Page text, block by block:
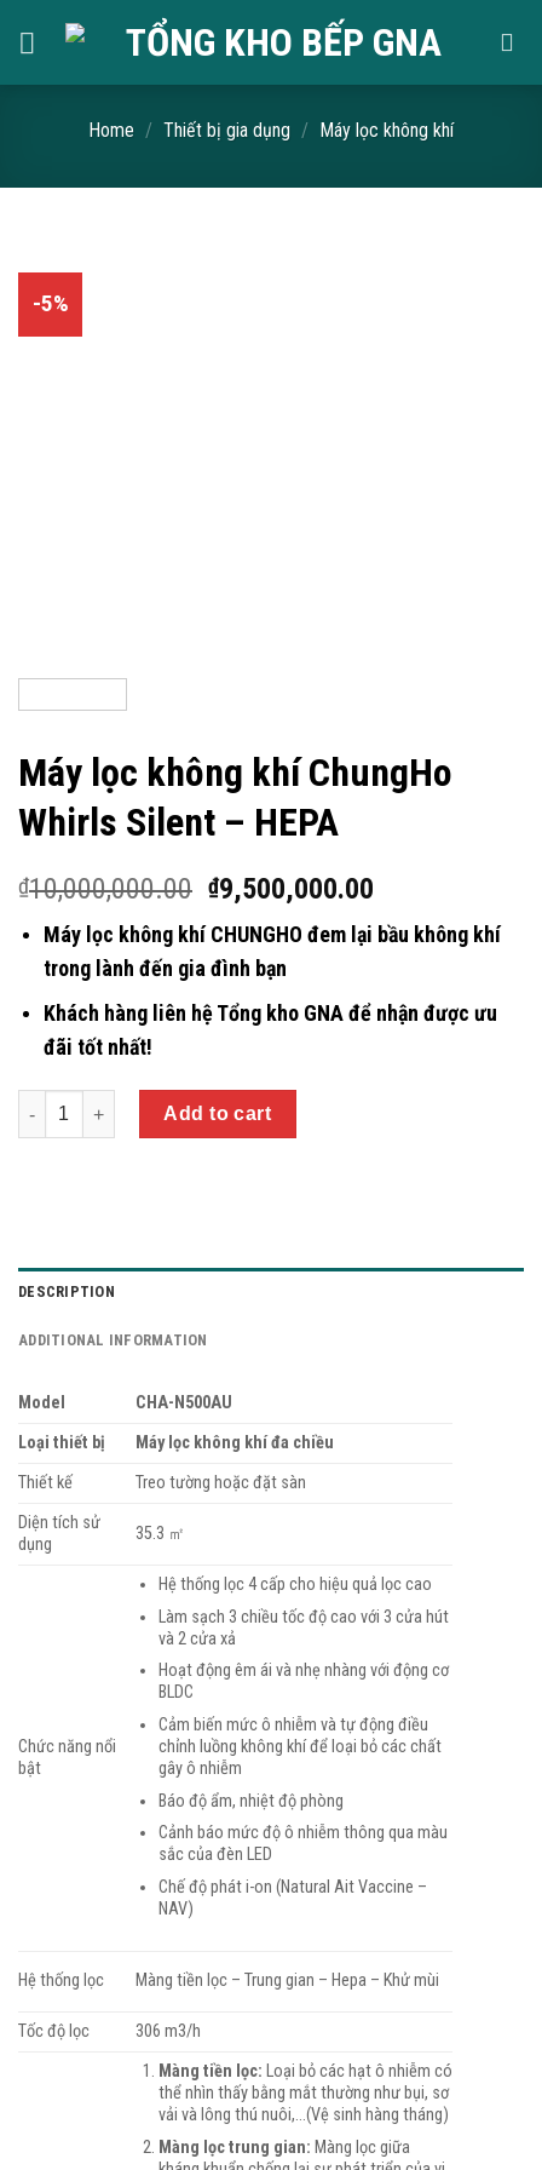
Home / Thiết bị gia dụng / Máy lọc không khí
-5%
Máy lọc không khí ChungHo
Whirls Silent – HEPA
₫10,000,000.00 ₫9,500,000.00
Máy lọc không khí CHUNGHO đem lại bầu không khí
trong lành đến gia đình bạn
Khách hàng liên hệ Tổng kho GNA để nhận được ưu
đãi tốt nhất!
Quantity
Add to cart
DESCRIPTION
ADDITIONAL INFORMATION
Model
CHA-N500AU
Loại thiết bị
Máy lọc không khí đa chiều
Thiết kế
Treo tường hoặc đặt sàn
Diện tích sử
dụng
35.3 ㎡
Chức năng nổi
bật
Hệ thống lọc 4 cấp cho hiệu quả lọc cao
Làm sạch 3 chiều tốc độ cao với 3 cửa hút
và 2 cửa xả
Hoạt động êm ái và nhẹ nhàng với động cơ
BLDC
Cảm biến mức ô nhiễm và tự động điều
chỉnh luồng không khí để loại bỏ các chất
gây ô nhiễm
Báo độ ẩm, nhiệt độ phòng
Cảnh báo mức độ ô nhiễm thông qua màu
sắc của đèn LED
Chế độ phát i-on (Natural Ait Vaccine –
NAV)
Hệ thống lọc Màng tiền lọc – Trung gian – Hepa – Khử mùi
Tốc độ lọc
306 m3/h
Màng tiền lọc: Loại bỏ các hạt ô nhiễm có
thể nhìn thấy bằng mắt thường như bụi, sơ
vải và lông thú nuôi,…(Vệ sinh hàng tháng)
Màng lọc trung gian: Màng lọc giữa